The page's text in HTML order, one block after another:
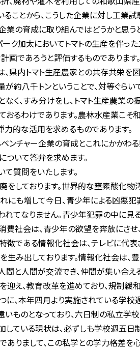
ることから、こうした企業に対し工
業の育成に取り組んではどうかと思う
ク加太においてトマトの生産を伴っ
画であろうと評価するものでありま
、県内トマト生産農家との共存共栄を
約八千トンということで、対等ぐら
なく、すみ分けをし、トマト生産農業
おるわけであります。農林水産業こそ
力的な活用を求めるものであります。
ンチャー企業の育成とこれにかかわ
ついて答弁を求めます。
質問をいたします。
をしております。世界的な窒素酸化
れにも増して今日、青少年による凶
れてなりません。青少年犯罪の中に
消費社会は、青少年の欲望を奔放にさ
特徴である情報化社会は、テレビに
生み出しております。情報化社会は、
間と人間が交流でき、仲間が集い合
え、教育改革を進めており、規制緩
に、本年四月より実施されている学
いものとなっており、六日制の私立
している現状は、必ずしも学校週五日
りまして、この私学との学力格差を